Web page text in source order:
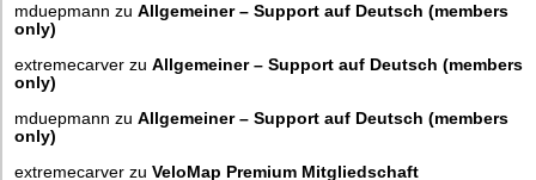
mduepmann zu Allgemeiner – Support auf Deutsch (members
only)
extremecarver zu Allgemeiner – Support auf Deutsch (members
only)
mduepmann zu Allgemeiner – Support auf Deutsch (members
only)
extremecarver zu VeloMap Premium Mitgliedschaft